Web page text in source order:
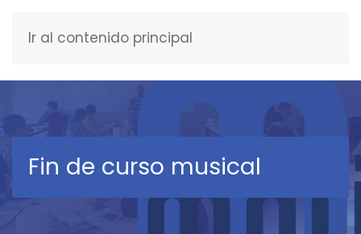
Ir al contenido principal
Fin de curso musical